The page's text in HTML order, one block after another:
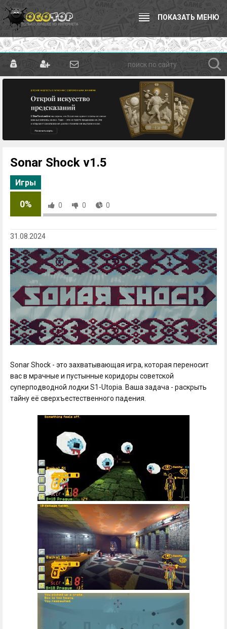
ПОКАЗАТЬ МЕНЮ
Sonar Shock v1.5
Игры
0% 0 0 0
31.08.2024
Sonar Shock - это захватывающая игра, которая переносит
вас в мрачные и пустынные коридоры советской
суперподводной лодки S1-Utopia. Ваша задача - раскрыть
тайну её сверхъестественного падения.